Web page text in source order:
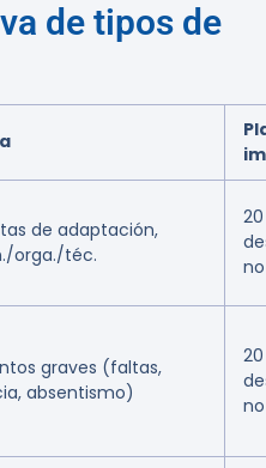
de tipos de
de adaptación,
orga./téc.
graves (faltas,
absentismo)